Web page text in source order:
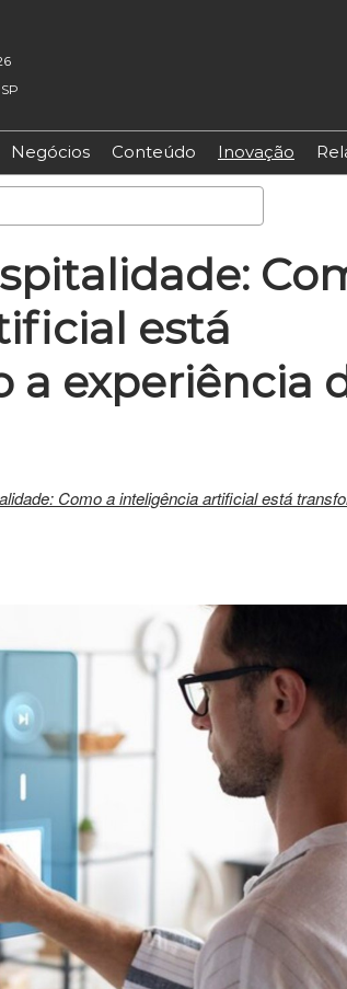
Negócios Conteúdo Inovação
está
experiência
Como a inteligência artificial está